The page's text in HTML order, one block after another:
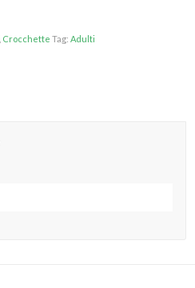
Crocchette Tag:Adulti